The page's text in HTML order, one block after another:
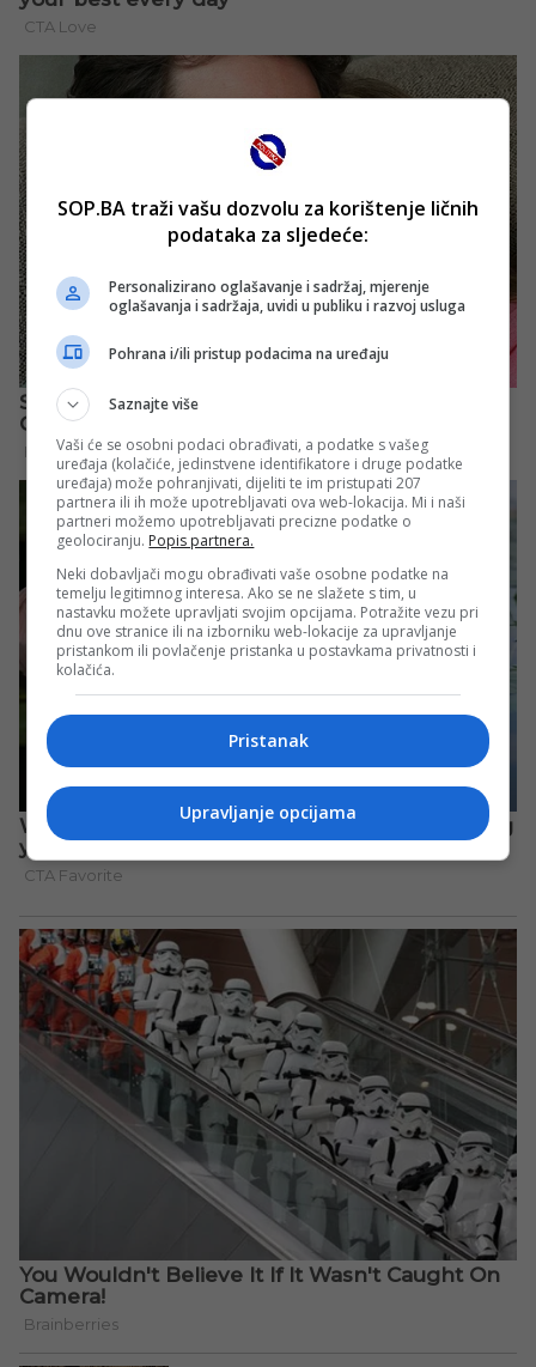
SOP.BA traži vašu dozvolu za korištenje ličnih
podataka za sljedeće:
Personalizirano oglašavanje i sadržaj, mjerenje
oglašavanja i sadržaja, uvidi u publiku i razvoj usluga
Pohrana i/ili pristup podacima na uređaju
Saznajte više
Vaši će se osobni podaci obrađivati, a podatke s vašeg
uređaja (kolačiće, jedinstvene identifikatore i druge podatke
uređaja) može pohranjivati, dijeliti te im pristupati 207
partnera ili ih može upotrebljavati ova web-lokacija. Mi i naši
partneri možemo upotrebljavati precizne podatke o
geolociranju. Popis partnera.
Neki dobavljači mogu obrađivati vaše osobne podatke na
temelju legitimnog interesa. Ako se ne slažete s tim, u
nastavku možete upravljati svojim opcijama. Potražite vezu pri
dnu ove stranice ili na izborniku web-lokacije za upravljanje
pristankom ili povlačenje pristanka u postavkama privatnosti i
kolačića.
Pristanak
Upravljanje opcijama